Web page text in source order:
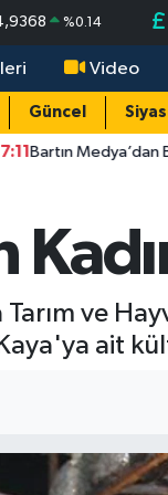
%0.14
Video
Güncel
Medya’dan
Tarım ve
ait